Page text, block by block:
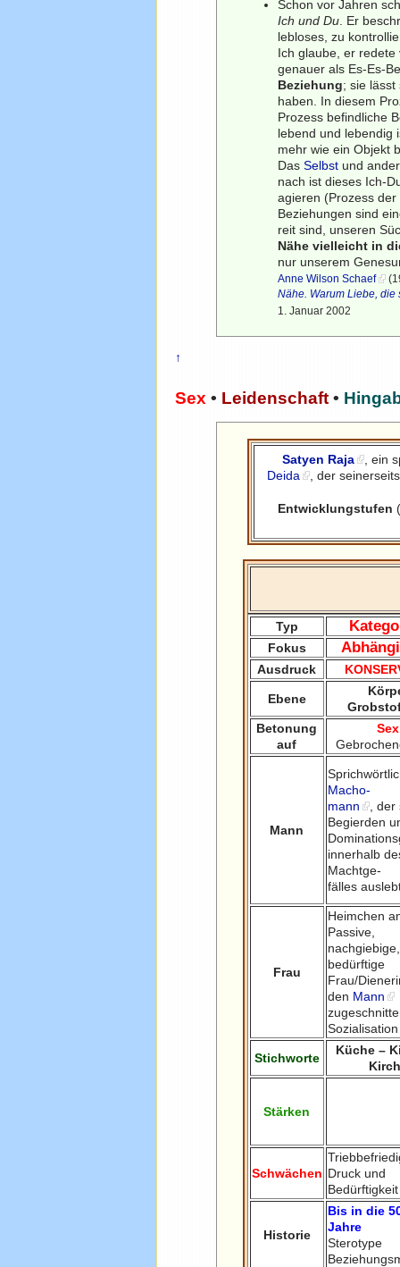
Schon vor Jahren
Ich und Du. Er
lebloses, zu
Ich glaube, er
genauer als Es-Es-
Beziehung; sie
haben. In diesem
Prozess befindliche
lebend und lebendig
mehr wie ein Objekt
DasSelbst und
nach ist dieses Ich-
agieren (Prozess
Beziehungen sind
reit sind, unseren
Nähe vielleicht in
nur unserem
Anne Wilson Schaef
Nähe. Warum Liebe,
1. Januar 2002
↑
Sex• Leidenschaft•
Satyen Raja
, ein
Deida
, der
Entwicklungstufen
Typ
Fokus
Ausdruck
Ebene
Betonung
auf
Sex
Mann
Macho-
mann
, der
Begierden
innerhalb
Machtge-
fälles
Frau
Heimchen
Passive,
nachgiebige,
bedürftige
Frau/
den Mann
Sozialisation
Stichworte
Küche –
Stärken
Schwächen Druck und
Bedürftigkeit
Historie
Bis in die
Jahre
Sterotype